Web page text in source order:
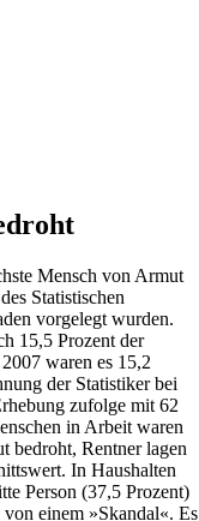
Mensch von Armut
Statistischen
vorgelegt wurden.
15,5 Prozent der
waren es 15,2
der Statistiker bei
zufolge mit 62
in Arbeit waren
bedroht, Rentner lagen
In Haushalten
Person (37,5 Prozent)
einem »Skandal«. Es